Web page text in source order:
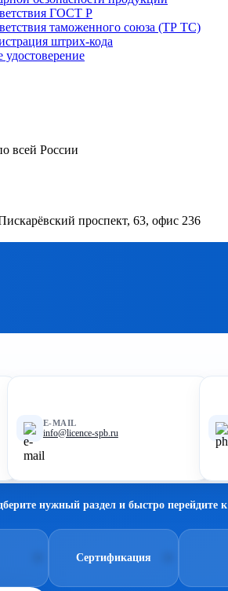
ГОСТ Р
таможенного союза (ТР ТС)
штрих-кода
удостоверение
всей России
проспект, 63, офис 236
E-MAIL
info@licence-spb.ru
нужный раздел и быстро перейдите
Сертификация